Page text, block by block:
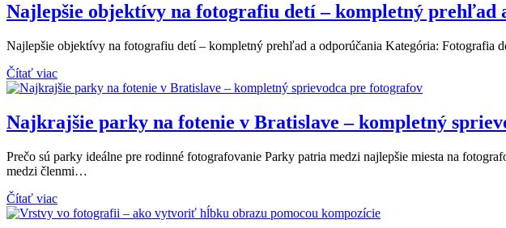
Najlepšie objektívy na fotografiu detí – kompletný prehľad
Najlepšie objektívy na fotografiu detí – kompletný prehľad a odporúčania Kategória:
Čítať viac
Najkrajšie parky na fotenie v Bratislave – kompletný
Prečo sú parky ideálne pre rodinné fotografovanie Parky patria medzi najlepšie miesta na
medzi členmi…
Čítať viac